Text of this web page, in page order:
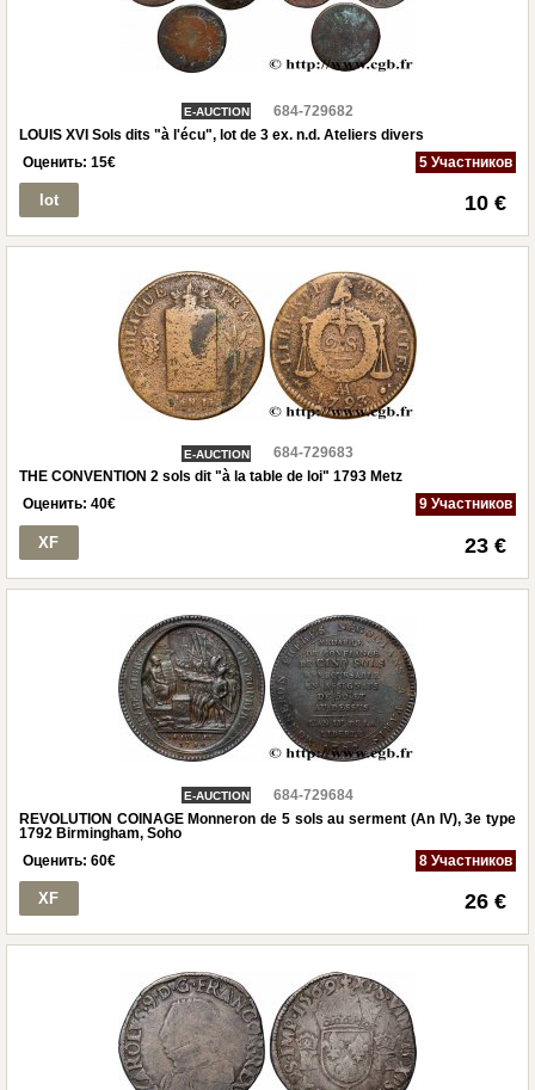
E-AUCTION
684-729682
LOUIS XVI Sols dits "à l'écu", lot de 3 ex. n.d. Ateliers divers
Оценить: 15€ 5 Участников
lot 10 €
E-AUCTION
684-729683
THE CONVENTION 2 sols dit "à la table de loi" 1793 Metz
Оценить: 40€ 9 Участников
XF 23 €
E-AUCTION
684-729684
REVOLUTION COINAGE Monneron de 5 sols au serment (An IV), 3e type
1792 Birmingham, Soho
Оценить: 60€ 8 Участников
XF 26 €